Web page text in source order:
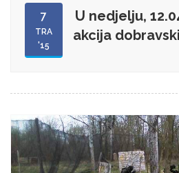
7
TRA
'15
U nedjelju,
akcija